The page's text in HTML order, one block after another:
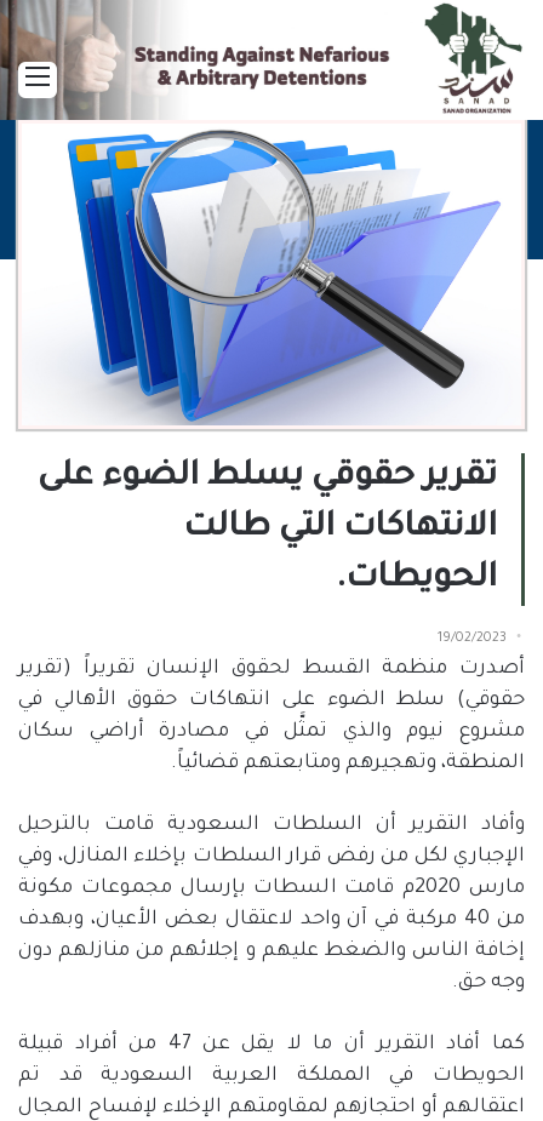
تقرير حقوقي يسلط الضوء على
الانتهاكات التي طالت
الحويطات.
19/02/2023
أصدرت منظمة القسط لحقوق الإنسان تقريراً (تقرير
حقوقي) سلط الضوء على انتهاكات حقوق الأهالي في
مشروع نيوم والذي تمثَّل في مصادرة أراضي سكان
المنطقة، وتهجيرهم ومتابعتهم قضائياً.
وأفاد التقرير أن السلطات السعودية قامت بالترحيل
الإجباري لكل من رفض قرار السلطات بإخلاء المنازل، وفي
مارس 2020م قامت السطات بإرسال مجموعات مكونة
من 40 مركبة في آن واحد لاعتقال بعض الأعيان، وبهدف
إخافة الناس والضغط عليهم و إجلائهم من منازلهم دون
وجه حق.
كما أفاد التقرير أن ما لا يقل عن 47 من أفراد قبيلة
الحويطات في المملكة العربية السعودية قد تم
اعتقالهم أو احتجازهم لمقاومتهم الإخلاء لإفساح المجال